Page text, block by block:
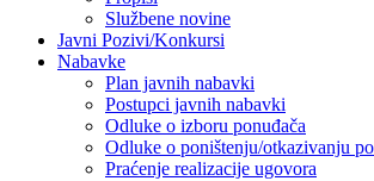
Službene novine
Javni Pozivi/Konkursi
Nabavke
Plan javnih nabavki
Postupci javnih nabavki
Odluke o izboru ponuđača
Odluke o poništenju/otkazivanju
Praćenje realizacije ugovora